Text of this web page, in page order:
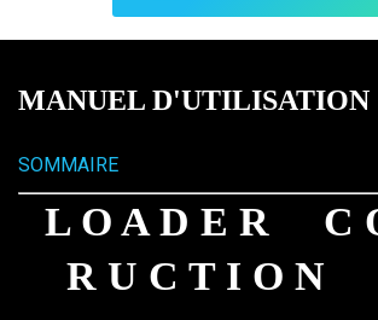
MANUEL D'UTILISATION
SOMMAIRE
L O A D E R C
R U C T I O N